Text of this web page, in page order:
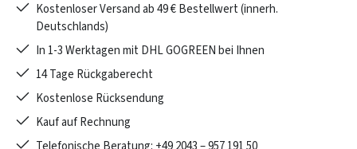
Kostenloser Versand ab 49 € Bestellwert (innerh.
Deutschlands)
In 1-3 Werktagen mit DHL GOGREEN bei Ihnen
14 Tage Rückgaberecht
Kostenlose Rücksendung
Kauf auf Rechnung